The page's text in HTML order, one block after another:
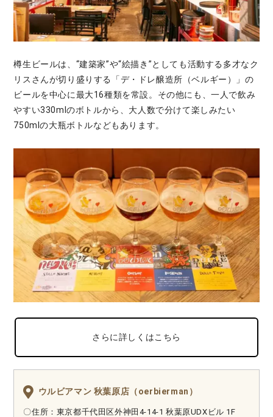
樽生ビールは、“建築家”や“絵描き”としても活動する多才なク
リスさんが切り盛りする「デ・ドレ醸造所（ベルギー）」の
ビールを中心に最大16種類を常設。その他にも、一人で飲み
やすい330mlのボトルから、大人数で分けて楽しみたい
750mlの大瓶ボトルなどもあります。
さらに詳しくはこちら
ウルビアマン 秋葉原店（oerbierman）
〇住所：東京都千代田区外神田4-14-1 秋葉原UDXビル 1F